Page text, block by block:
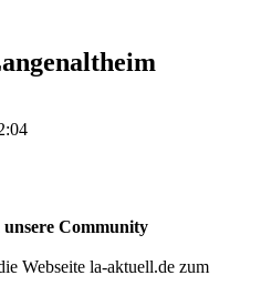
Community
Webseite la-aktuell.de zum